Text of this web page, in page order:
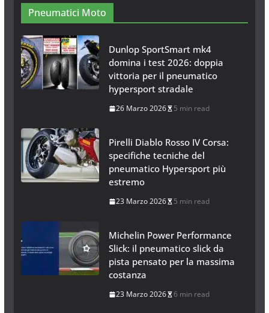
26 Gennaio 2017
Pneumatici Moto
Dunlop SportSmart mk4
domina i test 2026: doppia
vittoria per il pneumatico
hypersport stradale
26 Marzo 2026 5 min read
Pirelli Diablo Rosso IV Corsa:
specifiche tecniche del
pneumatico Hypersport più
estremo
23 Marzo 2026 5 min read
Michelin Power Performance
Slick: il pneumatico slick da
pista pensato per la massima
costanza
23 Marzo 2026 6 min read